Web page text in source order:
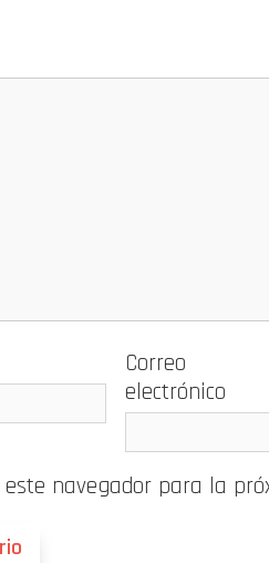
Correo
electrónico
navegador para la